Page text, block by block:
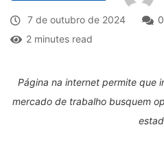
7 de outubro de 2024 0
2 minutes read
Página na internet permite que
mercado de trabalho busquem